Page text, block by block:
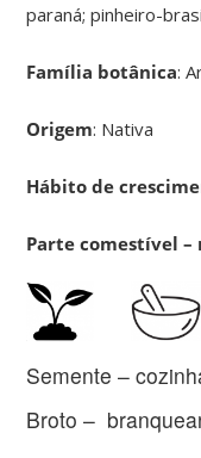
paraná; pinheiro-
Família botânica:
Origem: Nativa
Hábito de
Parte comestível
Semente –
Broto –